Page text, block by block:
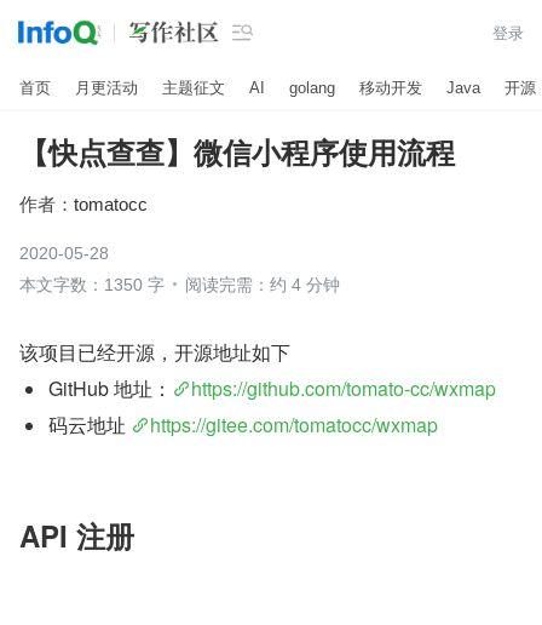
 登录
首页 月更活动 主题征文 AI golang 移动开发 Java 开源
【快点查查】微信小程序使用流程
作者： tomatocc
2020-05-28
本文字数：1350 字
阅读完需：约 4 分钟
该项目已经开源，开源地址如下
GitHub 地址：
https://github.com/tomato-cc/wxmap
码云地址
https://gitee.com/tomatocc/wxmap
API 注册